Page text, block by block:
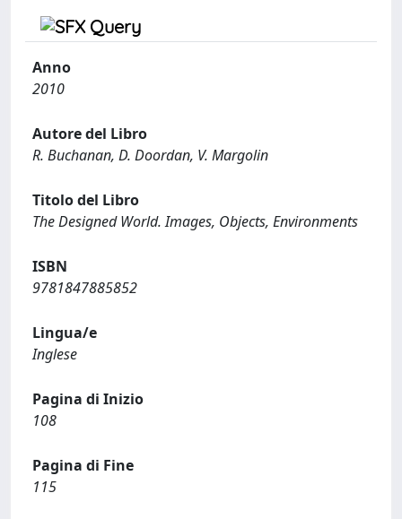
Anno
2010
Autore del Libro
R. Buchanan, D. Doordan, V. Margolin
Titolo del Libro
The Designed World. Images, Objects, Environments
ISBN
9781847885852
Lingua/e
Inglese
Pagina di Inizio
108
Pagina di Fine
115